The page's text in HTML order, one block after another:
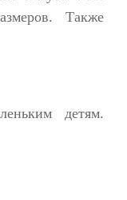
Также
детям.